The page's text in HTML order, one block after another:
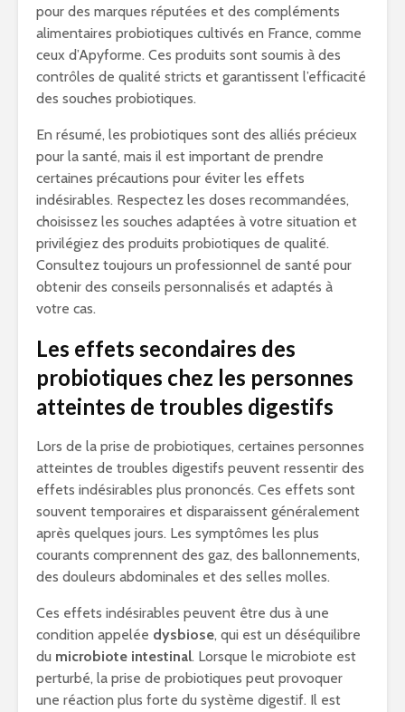
pour des marques réputées et des compléments
alimentaires probiotiques cultivés en France, comme
ceux d’Apyforme. Ces produits sont soumis à des
contrôles de qualité stricts et garantissent l’efficacité
des souches probiotiques.
En résumé, les probiotiques sont des alliés précieux
pour la santé, mais il est important de prendre
certaines précautions pour éviter les effets
indésirables. Respectez les doses recommandées,
choisissez les souches adaptées à votre situation et
privilégiez des produits probiotiques de qualité.
Consultez toujours un professionnel de santé pour
obtenir des conseils personnalisés et adaptés à
votre cas.
Les effets secondaires des
probiotiques chez les personnes
atteintes de troubles digestifs
Lors de la prise de probiotiques, certaines personnes
atteintes de troubles digestifs peuvent ressentir des
effets indésirables plus prononcés. Ces effets sont
souvent temporaires et disparaissent généralement
après quelques jours. Les symptômes les plus
courants comprennent des gaz, des ballonnements,
des douleurs abdominales et des selles molles.
Ces effets indésirables peuvent être dus à une
condition appelée dysbiose, qui est un déséquilibre
du microbiote intestinal. Lorsque le microbiote est
perturbé, la prise de probiotiques peut provoquer
une réaction plus forte du système digestif. Il est